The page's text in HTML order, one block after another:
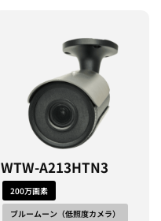
WTW-A213HTN3
200万画素
ブルームーン（低照度カメラ）